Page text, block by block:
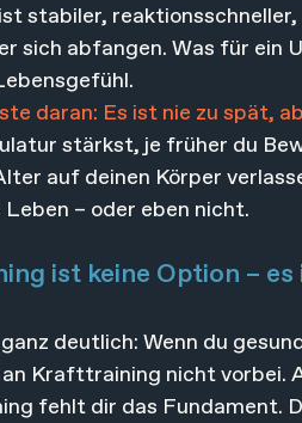
stabiler,
sich abfangen. Was für
daran: Es ist nie zu spät,
stärkst, je früher du
auf deinen Körper
– oder eben nicht.
ist keine Option – es
ganz deutlich: Wenn du
Krafttraining nicht vorbei.
fehlt dir das Fundament.